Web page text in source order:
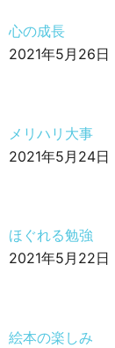
心の成長
2021年5月26日
メリハリ大事
2021年5月24日
ほぐれる勉強
2021年5月22日
絵本の楽しみ